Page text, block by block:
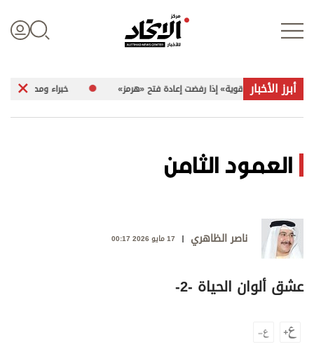
الأخبار العالمية
اقتصاد
الرياضة
الترفيه
أبرز الأخبار
بـ «ضربة قوية» إذا رفضت إعادة فتح «هرمز» خبراء ومحللون لـ
العمود الثامن
ناصر الظاهري 17 مايو 2026 00:17
عشق ألوان الحياة -2-